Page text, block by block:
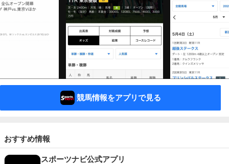
競馬情報をアプリで見る
おすすめ情報
スポーツナビ公式アプリ